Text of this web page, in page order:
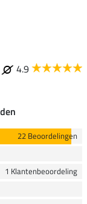
4.9
22 Beoordelingen
1 Klantenbeoordeling